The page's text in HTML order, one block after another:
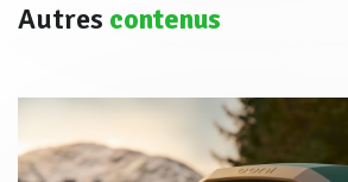
Autres contenus